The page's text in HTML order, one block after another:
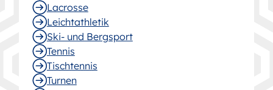
Lacrosse
Leichtathletik
Ski- und Bergsport
Tennis
Tischtennis
Turnen